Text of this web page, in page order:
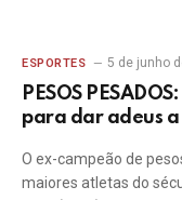
ESPORTES 5 de junho
PESOS
para dar adeus
O ex-campeão de
maiores atletas do